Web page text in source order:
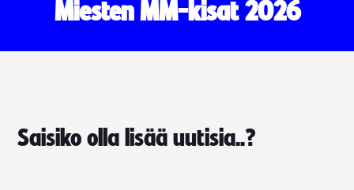
Miesten MM-kisat 2026
Saisiko olla lisää uutisia..?